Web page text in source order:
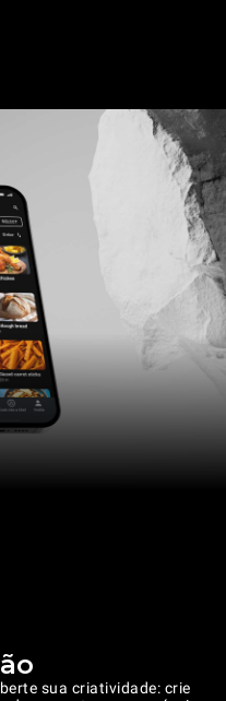
sua criatividade: crie